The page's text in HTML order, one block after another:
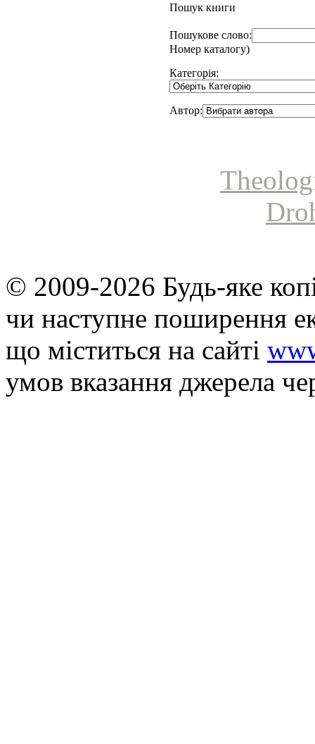
Пошук книги
Пошукове слово:
Номер каталогу)
Категорія:
Автор:
© 2009-2026 Будь-яке
чи наступне поширення
що мiститься на сайті
умов вказання джерела